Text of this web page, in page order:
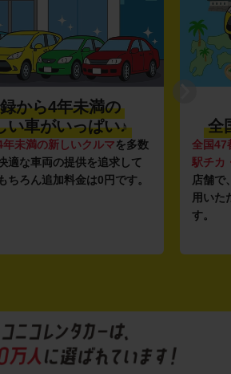
から4年未満の
い車がいっぱい♪
未満の新しいクルマを多数
適な車両の提供を追求して
ちろん追加料金は0円です。
全
全国47
駅チカ
店舗で
用いた
す。